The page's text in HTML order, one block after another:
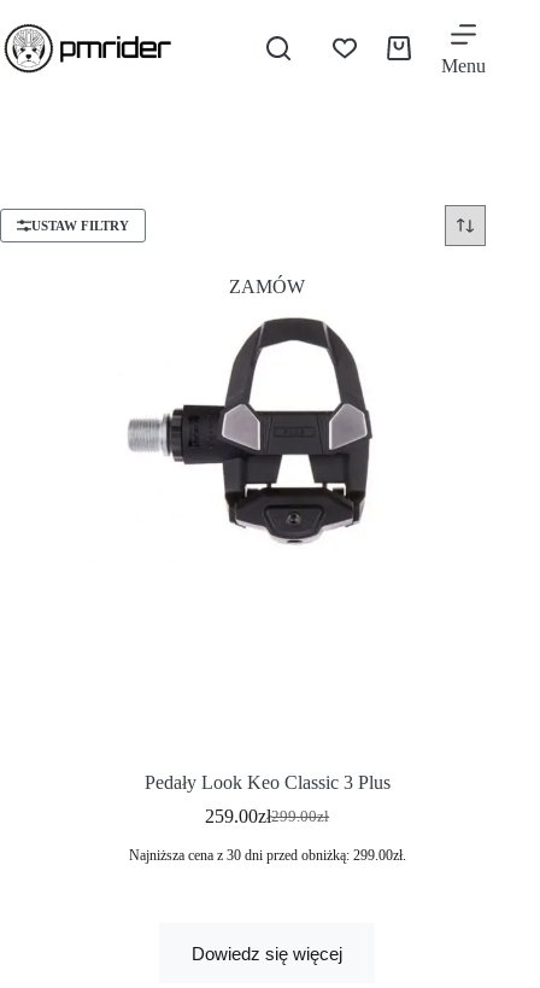
Menu
USTAW FILTRY
ZAMÓW
Pedały Look Keo Classic 3 Plus
299.00zł
259.00zł
Najniższa cena z 30 dni przed obniżką: 299.00zł.
Dowiedz się więcej